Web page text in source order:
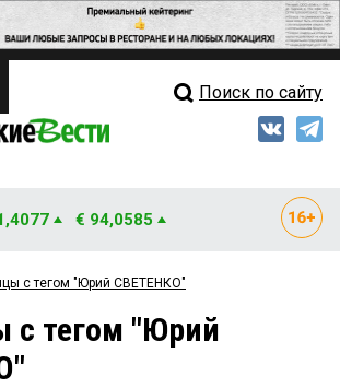
Свежий выпуск
Мнения
Рейтинги
Поиск по сайту
€ 94,0585
c тегом "Юрий СВЕТЕНКО"
c тегом "Юрий